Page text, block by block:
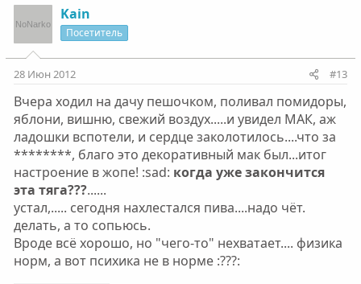
Kain
Посетитель
28 Июн 2012 #13
Вчера ходил на дачу пешочком, поливал помидоры,
яблони, вишню, свежий воздух.....и увидел МАК, аж
ладошки вспотели, и сердце заколотилось....что за
********, благо это декоративный мак был...итог
настроение в жопе! :sad: когда уже закончится
эта тяга???......
устал,..... сегодня нахлестался пива....надо чёт.
делать, а то сопьюсь.
Вроде всё хорошо, но "чего-то" нехватает.... физика
норм, а вот психика не в норме :???: